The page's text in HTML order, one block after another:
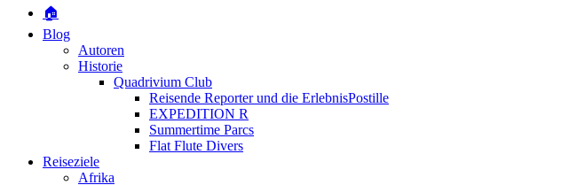
🏠
Blog
Autoren
Historie
Quadrivium Club
Reisende Reporter und die ErlebnisPostille
EXPEDITION R
Summertime Parcs
Flat Flute Divers
Reiseziele
Afrika